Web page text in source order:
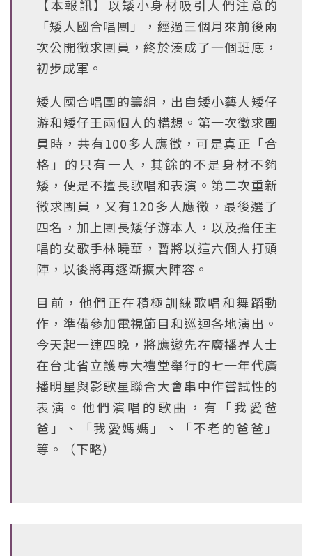
【本報訊】以矮小身材吸引人們注意的
「矮人國合唱團」，經過三個月來前後兩
次公開徵求團員，終於湊成了一個班底，
初步成軍。
矮人國合唱團的籌組，出自矮小藝人矮仔
游和矮仔王兩個人的構想。第一次徵求團
員時，共有100多人應徵，可是真正「合
格」的只有一人，其餘的不是身材不夠
矮，便是不擅長歌唱和表演。第二次重新
徵求團員，又有120多人應徵，最後選了
四名，加上團長矮仔游本人，以及擔任主
唱的女歌手林曉華，暫將以這六個人打頭
陣，以後將再逐漸擴大陣容。
目前，他們正在積極訓練歌唱和舞蹈動
作，準備參加電視節目和巡迴各地演出。
今天起一連四晚，將應邀先在廣播界人士
在台北省立護專大禮堂舉行的七一年代廣
播明星與影歌星聯合大會串中作嘗試性的
表演。他們演唱的歌曲，有「我愛爸
爸」、「我愛媽媽」、「不老的爸爸」
等。（下略）